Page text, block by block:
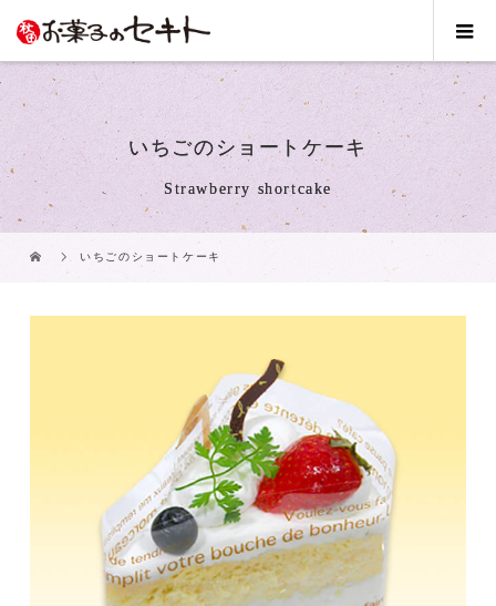
いちごのショートケーキ
Strawberry shortcake
いちごのショートケーキ